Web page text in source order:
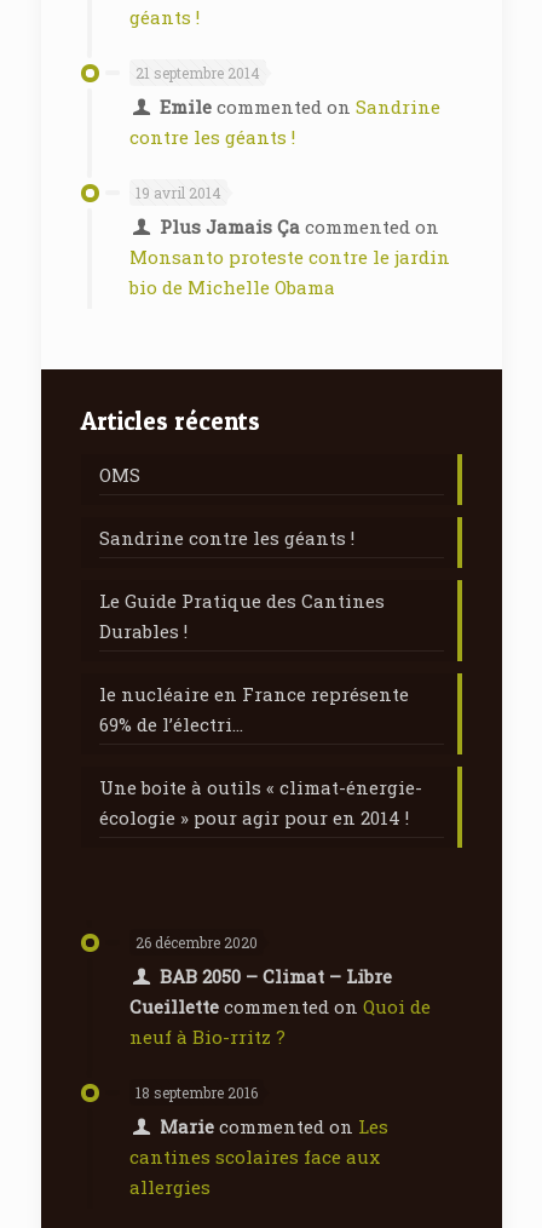
géants !
21 septembre 2014
Emilecommented on Sandrine
contre les géants !
19 avril 2014
Plus Jamais Çacommented on
Monsanto proteste contre le jardin
bio de Michelle Obama
Articles récents
OMS
Sandrine contre les géants !
Le Guide Pratique des Cantines
Durables !
le nucléaire en France représente
69% de l’électri…
Une boite à outils « climat-énergie-
écologie » pour agir pour en 2014 !
26 décembre 2020
BAB 2050 – Climat – Libre
Cueillettecommented on Quoi de
neuf à Bio-rritz ?
18 septembre 2016
Mariecommented on Les
cantines scolaires face aux
allergies